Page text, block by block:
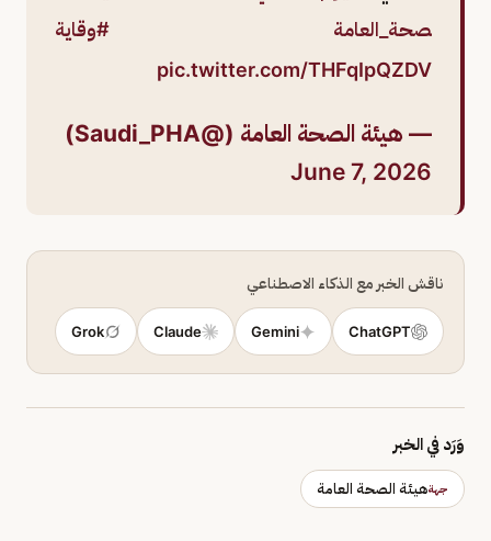
صحة_العامة
#وقاية
pic.twitter.com/THFqIpQZDV
— هيئة الصحة العامة (@Saudi_PHA)
June 7, 2026
ناقش الخبر مع الذكاء الاصطناعي
ChatGPT
Gemini
Claude
Grok
وَرَد في الخبر
جهةهيئة الصحة العامة